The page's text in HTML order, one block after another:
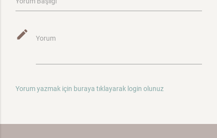
mode_edit Yorum
Yorum yazmak için buraya tıklayarak login olunuz